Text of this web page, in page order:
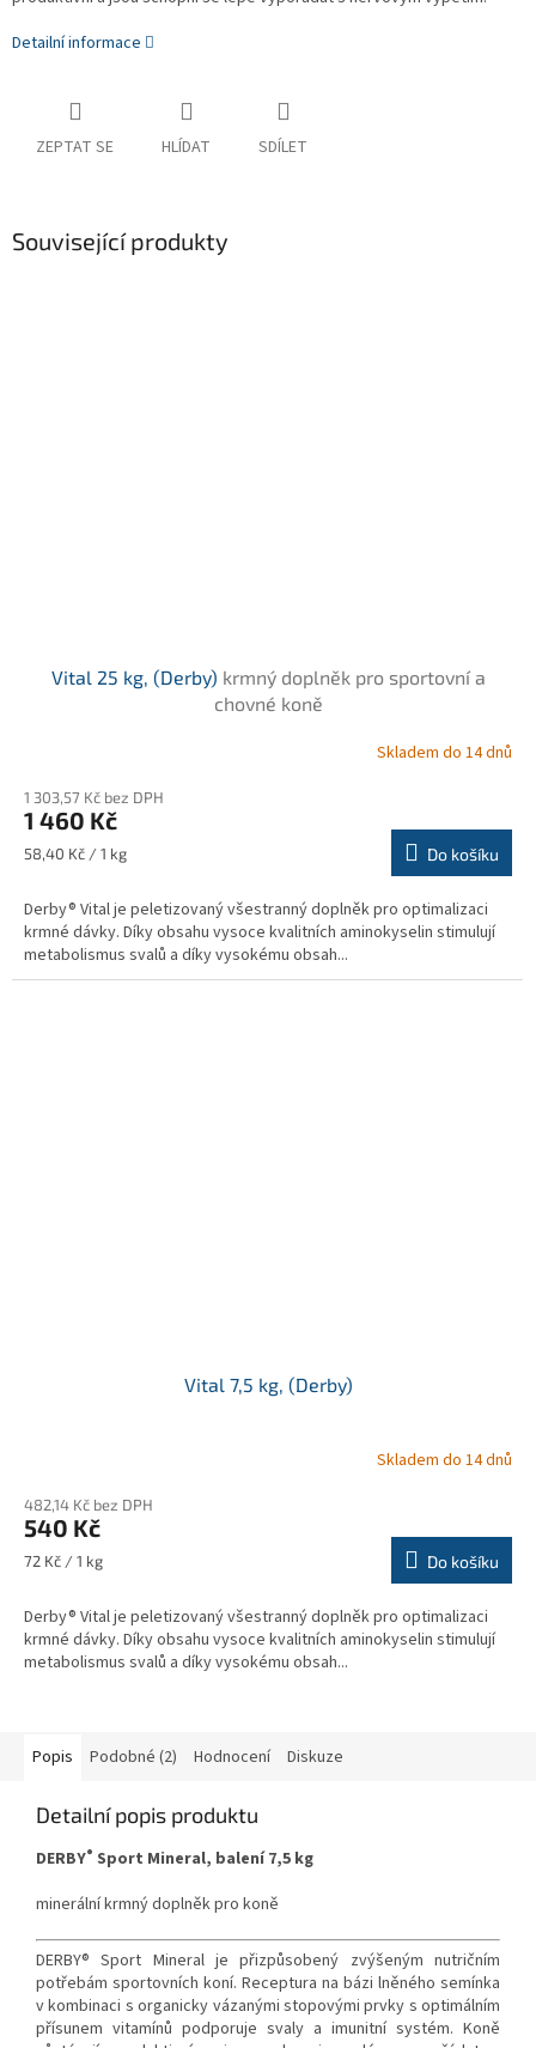
Detailní informace
ZEPTAT SE HLÍDAT SDÍLET
Související produkty
Vital 25 kg, (Derby) krmný doplněk pro sportovní a
chovné koně
Skladem do 14 dnů
1 303,57 Kč bez DPH
1 460 Kč
Měrná
58,40 Kč / 1 kg Do košíku
Derby® Vital je peletizovaný všestranný doplněk pro optimalizaci
krmné dávky. Díky obsahu vysoce kvalitních aminokyselin stimulují
metabolismus svalů a díky vysokému obsah...
Vital 7,5 kg, (Derby)
Skladem do 14 dnů
482,14 Kč bez DPH
540 Kč
Měrná
72 Kč / 1 kg Do košíku
Derby® Vital je peletizovaný všestranný doplněk pro optimalizaci
krmné dávky. Díky obsahu vysoce kvalitních aminokyselin stimulují
metabolismus svalů a díky vysokému obsah...
Popis Podobné (2) Hodnocení Diskuze
Detailní popis produktu
DERBY® Sport Mineral, balení 7,5 kg
minerální krmný doplněk pro koně
DERBY® Sport Mineral je přizpůsobený zvýšeným nutričním
potřebám sportovních koní. Receptura na bázi lněného semínka
v kombinaci s organicky vázanými stopovými prvky s optimálním
přísunem vitamínů podporuje svaly a imunitní systém. Koně